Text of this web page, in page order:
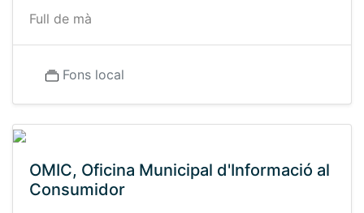
Full de mà
Fons local
OMIC, Oficina Municipal d'Informació al
Consumidor